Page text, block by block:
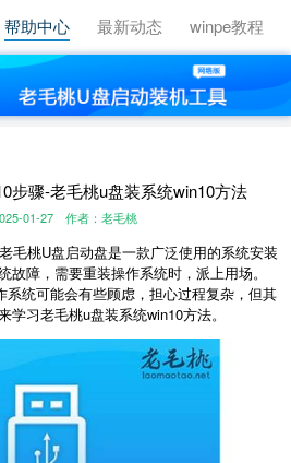
帮助中心 最新动态 winpe教程
步骤-老毛桃u盘装系统win10方法
01-27 作者：老毛桃
毛桃U盘启动盘是一款广泛使用的系统安装
障，需要重装操作系统时，派上用场。
统可能会有些顾虑，担心过程复杂，但其
习老毛桃u盘装系统win10方法。